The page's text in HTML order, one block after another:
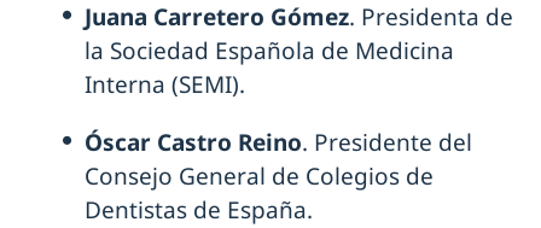
Juana Carretero Gómez. Presidenta de
la Sociedad Española de Medicina
Interna (SEMI).
Óscar Castro Reino. Presidente del
Consejo General de Colegios de
Dentistas de España.